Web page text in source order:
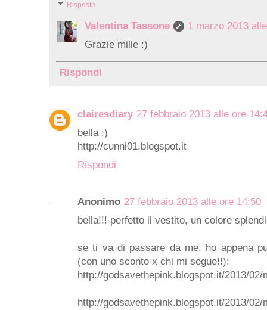
Risposte
Valentina Tassone
1 marzo 2013
Grazie mille :)
Rispondi
clairesdiary 27 febbraio 2013 alle ore
bella :)
http://cunni01.blogspot.it
Rispondi
Anonimo 27 febbraio 2013 alle ore 14:50
bella!!! perfetto il vestito, un colore
se ti va di passare da me, ho appena
(con uno sconto x chi mi segue!!):
http://godsavethepink.blogspot.it/2013/
http://godsavethepink.blogspot.it/2013/